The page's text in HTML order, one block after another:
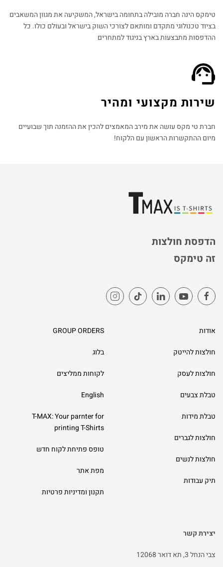
טימקס הינה חברה מובילה בתחומה בישראל, המשקיעה את מגוון המשאבים
בציוד טכנולוגי מתקדם ומותאם לצורכי השוק בישראל ובעולם כולו. כל
ההדפסות מתבצעות בארץ בניגוד למתחרים​
שירות מקצועי ומהיר
חברת טי מקס עושה את מירב המאמצים להכין את ההזמנה תוך שבועיים
מיום ההתקשרות הראשון עם הלקוח!
הדפסת חולצות
זה טימקס
אודות
חולצות להייטק
חולצות לעסק
טבלת צבעים
טבלת מידות
חולצות לגברים
חולצות לנשים
תיק עבודות
GROUP ORDERS
בלוג
לקוחות ממליצים
English
T-MAX: Your parnter for
printing T-Shirts
טופס פתיחת לקוח חדש
מפת אתר
תקנון ומדיניות פרטיות
יצירת קשר
צבי הנחל 3, תא דואר 12068